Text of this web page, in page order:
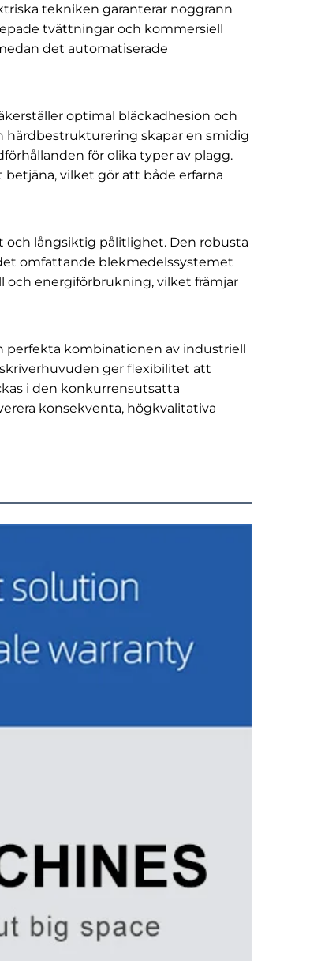
tekniken garanterar noggrann
tvättningar och kommersiell
det automatiserade
optimal bläckadhesion och
härdbestrukturering skapar en smidig
för olika typer av plagg.
vilket gör att både erfarna
och långsiktig pålitlighet. Den robusta
omfattande blekmedelssystemet
och energiförbrukning, vilket främjar
perfekta kombinationen av industriell
ger flexibilitet att
i den konkurrensutsatta
konsekventa, högkvalitativa